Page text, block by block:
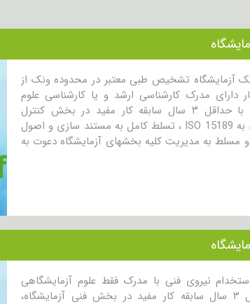
۰۶-۱۸ یک آزمایشگاه تشخیص طبی معتبر در محدوده ونک از
دارای مدرک کارشناسی ارشد و یا کارشناسی علوم
آزمایشگاهی با حداقل ۳ سال سابقه کار مفید در بخش کنترل
کیفی، مسلط به ISO 15189 ، تسلط کامل به مستند سازی و اصول
مسلط به مدیریت کلیه بخشهای آزمایشگاه دعوت به
۰۶-۱۸ استخدام نیروی فنی با مدرک فقط علوم آزمایشگاهی
دارای حداقل ۳ سال سابقه کار مفید در بخش فنی آزمایشگاه،